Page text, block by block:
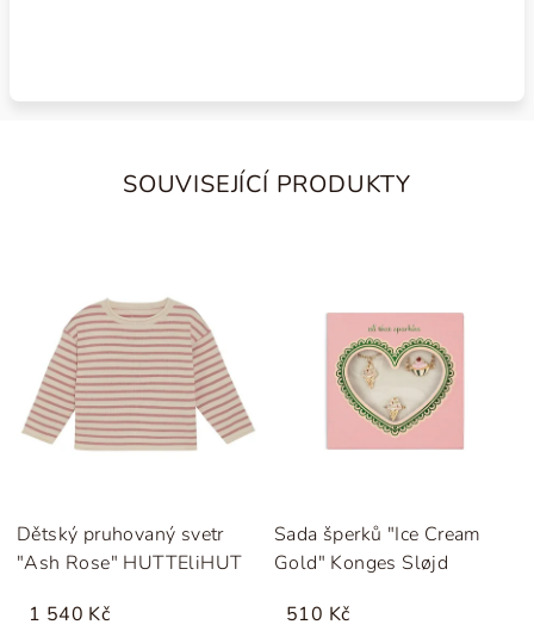
SOUVISEJÍCÍ PRODUKTY
Dětský pruhovaný svetr
"Ash Rose" HUTTEliHUT
1 540 Kč
Sada šperků "Ice Cream
Gold" Konges Sløjd
510 Kč